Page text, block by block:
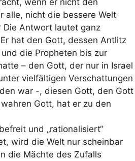
alle, nicht die bessere Welt
Die Antwort lautet ganz
hat den Gott, dessen Antlitz
die Propheten bis zur
– den Gott, der nur in Israel
vielfältigen Verschattungen
war -, diesen Gott, den Gott
Gott, hat er zu den
und „rationalisiert“
wird die Welt nur scheinbar
die Mächte des Zufalls